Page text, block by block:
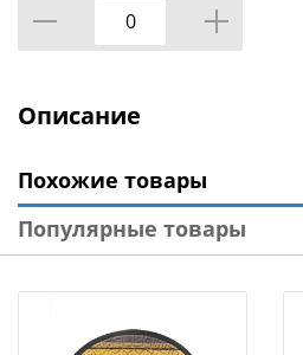
Описание
Похожие товары
Популярные товары